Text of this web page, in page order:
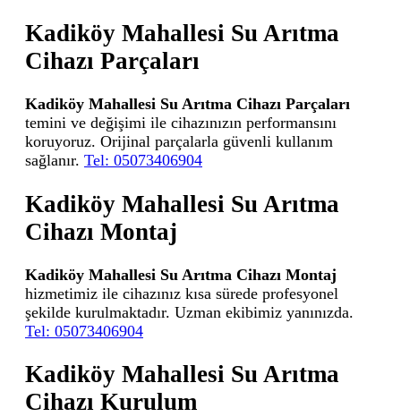
Kadiköy Mahallesi Su Arıtma
Cihazı Parçaları
Kadiköy Mahallesi Su Arıtma Cihazı Parçaları
temini ve değişimi ile cihazınızın performansını
koruyoruz. Orijinal parçalarla güvenli kullanım
sağlanır. Tel: 05073406904
Kadiköy Mahallesi Su Arıtma
Cihazı Montaj
Kadiköy Mahallesi Su Arıtma Cihazı Montaj
hizmetimiz ile cihazınız kısa sürede profesyonel
şekilde kurulmaktadır. Uzman ekibimiz yanınızda.
Tel: 05073406904
Kadiköy Mahallesi Su Arıtma
Cihazı Kurulum